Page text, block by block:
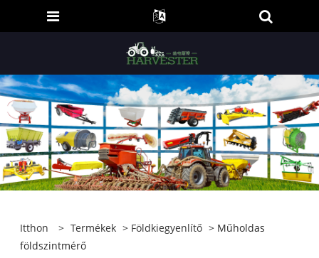
Itthon > Termékek > Földkiegyenlítő > Műholdas
földszintmérő